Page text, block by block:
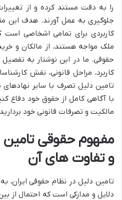
را به دقت مستند کرده و از
جلوگیری به عمل آورند. هدف این
کاربردی برای تمامی اشخاصی
ملک مواجه هستند، از مالکان و
حقوقی. ما در این نوشتار به تفصیل
کاربرد، مراحل قانونی، نقش
تامین دلیل تصرف با سایر
با آگاهی کامل از حقوق خود دفاع
مالکیت و تصرفات قانونی خود
مفهوم حقوقی
و تفاوت های آن
تامین دلیل در نظام حقوقی ایران،
دلایل و مدارکی است که احتمال از